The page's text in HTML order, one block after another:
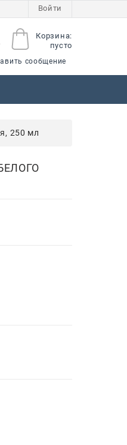
Войти
Корзина:
пусто
сообщение
250 мл